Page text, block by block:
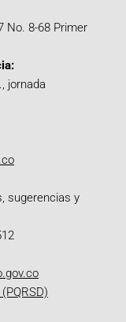
No. 8-68 Primer
jornada
sugerencias y